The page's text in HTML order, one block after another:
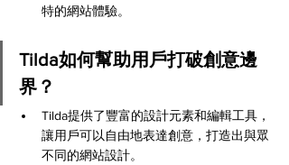
特的網站體驗。
Tilda如何幫助用戶打破創意邊
界？
Tilda提供了豐富的設計元素和編輯工具，
讓用戶可以自由地表達創意，打造出與眾
不同的網站設計。